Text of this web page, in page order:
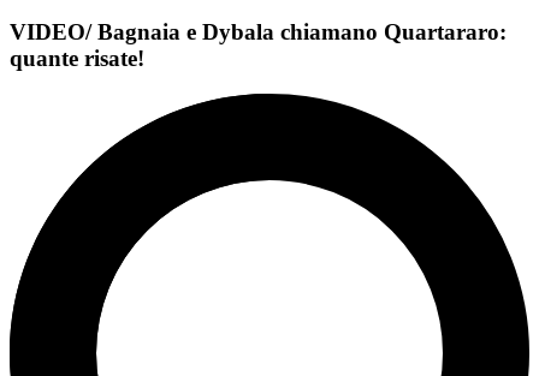
VIDEO/ Bagnaia e Dybala chiamano Quartararo:
quante risate!